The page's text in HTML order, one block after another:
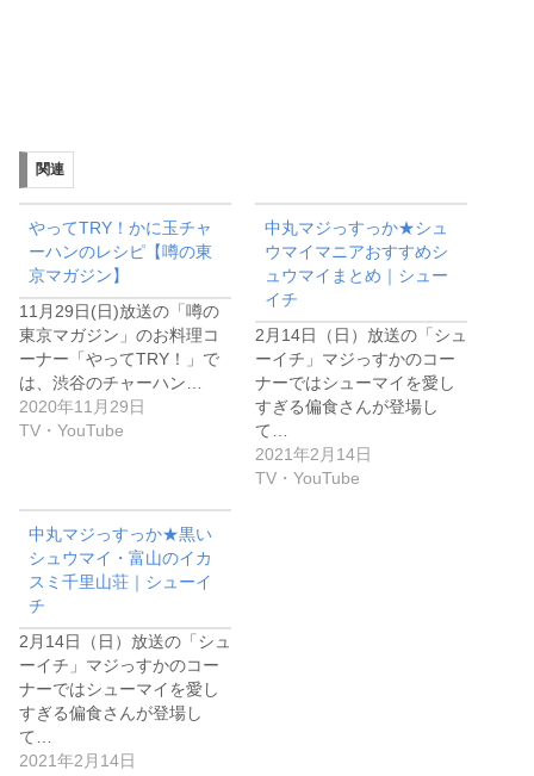
関連
やってTRY！かに玉チャ
ーハンのレシピ【噂の東
京マガジン】
11月29日(日)放送の「噂の
東京マガジン」のお料理コ
ーナー「やってTRY！」で
は、渋谷のチャーハン…
2020年11月29日
TV・YouTube
中丸マジっすっか★シュ
ウマイマニアおすすめシ
ュウマイまとめ｜シュー
イチ
2月14日（日）放送の「シュ
ーイチ」マジっすかのコー
ナーではシューマイを愛し
すぎる偏食さんが登場し
て…
2021年2月14日
TV・YouTube
中丸マジっすっか★黒い
シュウマイ・富山のイカ
スミ千里山荘｜シューイ
チ
2月14日（日）放送の「シュ
ーイチ」マジっすかのコー
ナーではシューマイを愛し
すぎる偏食さんが登場し
て…
2021年2月14日